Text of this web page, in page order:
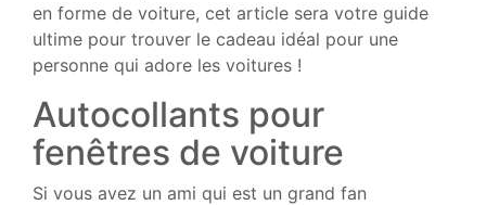
en forme de voiture, cet article sera votre guide
ultime pour trouver le cadeau idéal pour une
personne qui adore les voitures !
Autocollants pour
fenêtres de voiture
Si vous avez un ami qui est un grand fan